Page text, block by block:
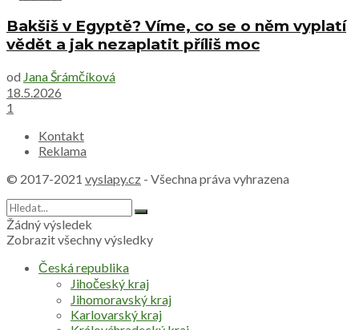
Bakšiš v Egyptě? Víme, co se o něm vyplatí
vědět a jak nezaplatit příliš moc
od Jana Šrámčíková
18.5.2026
1
Kontakt
Reklama
© 2017-2021 vyslapy.cz - Všechna práva vyhrazena
Žádný výsledek
Zobrazit všechny výsledky
Česká republika
Jihočeský kraj
Jihomoravský kraj
Karlovarský kraj